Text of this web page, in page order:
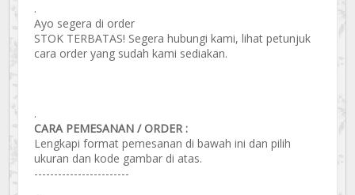
.
Ayo segera di order
STOK TERBATAS! Segera hubungi kami, lihat petunjuk
cara order yang sudah kami sediakan.
.
CARA PEMESANAN / ORDER :
Lengkapi format pemesanan di bawah ini dan pilih
ukuran dan kode gambar di atas.
------------------------